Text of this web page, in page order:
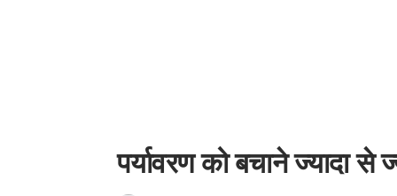
पर्यावरण को बचाने ज्यादा